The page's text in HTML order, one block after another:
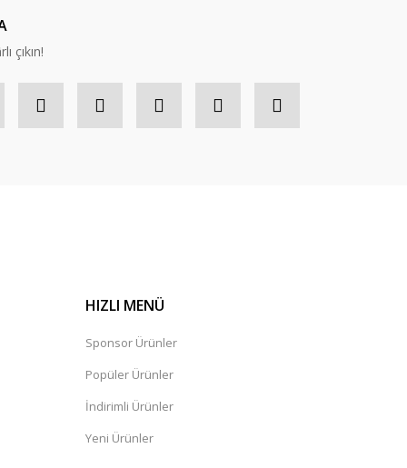
çıkın!
HIZLI MENÜ
Sponsor Ürünler
Popüler Ürünler
İndirimli Ürünler
Yeni Ürünler